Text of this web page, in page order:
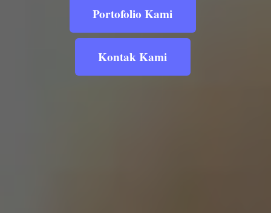
Portofolio Kami
Kontak Kami